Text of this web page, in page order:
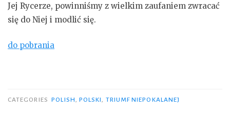
Jej Rycerze, powinniśmy z wielkim zaufaniem zwracać
się do Niej i modlić się.
do pobrania
CATEGORIES POLISH, POLSKI, TRIUMF NIEPOKALANEJ